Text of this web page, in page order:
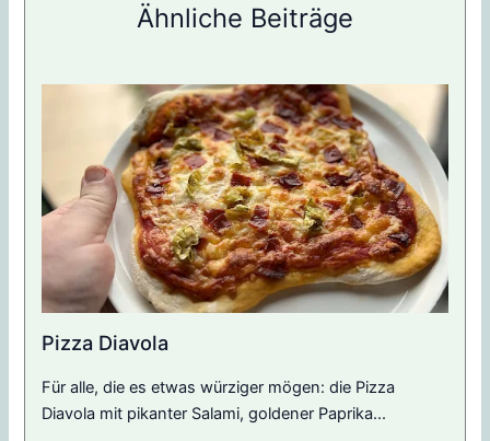
Ähnliche Beiträge
Pizza Diavola
Für alle, die es etwas würziger mögen: die Pizza
Diavola mit pikanter Salami, goldener Paprika...